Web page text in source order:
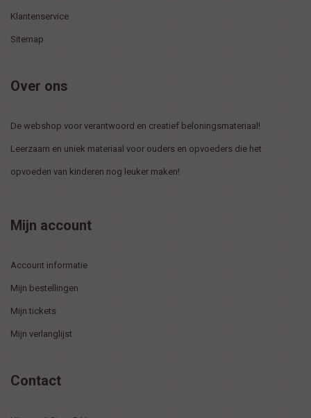
Klantenservice
Sitemap
Over ons
De webshop voor verantwoord en creatief beloningsmateriaal!
Leerzaam en uniek materiaal voor ouders en opvoeders die het
opvoeden van kinderen nog leuker maken!
Mijn account
Account informatie
Mijn bestellingen
Mijn tickets
Mijn verlanglijst
Contact